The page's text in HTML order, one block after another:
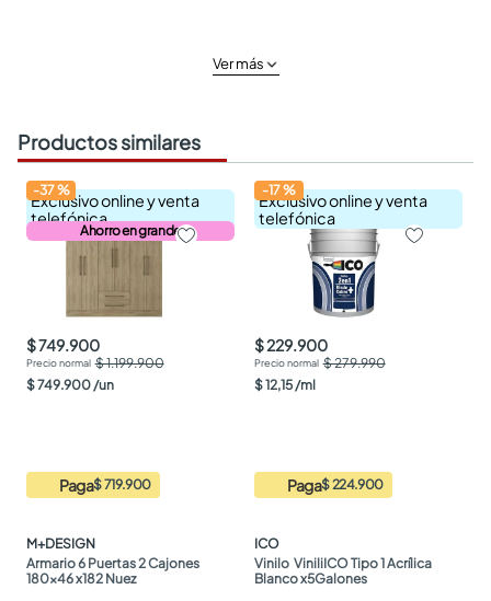
Ver más
Productos similares
Exclusivo online y venta
telefónica
Ahorro en grande
-37%
$ 749.900
$ 1.199.900
$749.900 /un
Paga$ 719.900
M+DESIGN
Armario 6 Puertas 2 Cajones
180x46 x182 Nuez
Exclusivo online y venta
telefónica
-17%
$ 229.900
$ 279.990
$12,15 /ml
Paga$ 224.900
ICO
Vinilo  ViniliICO Tipo 1 Acrílica
Blanco x5Galones